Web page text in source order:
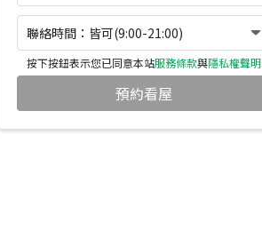
聯絡時間：皆可(9:00-21:00)
按下按鈕表示您已同意本站服務條款與隱私權聲明
預約看屋